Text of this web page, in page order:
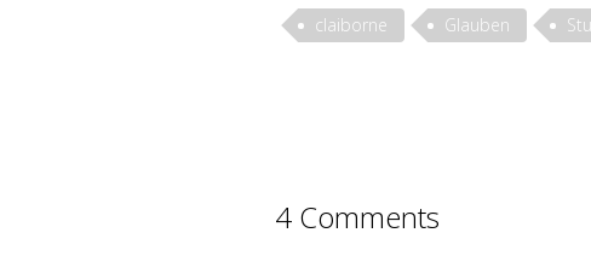
claiborne Glauben
4 Comments